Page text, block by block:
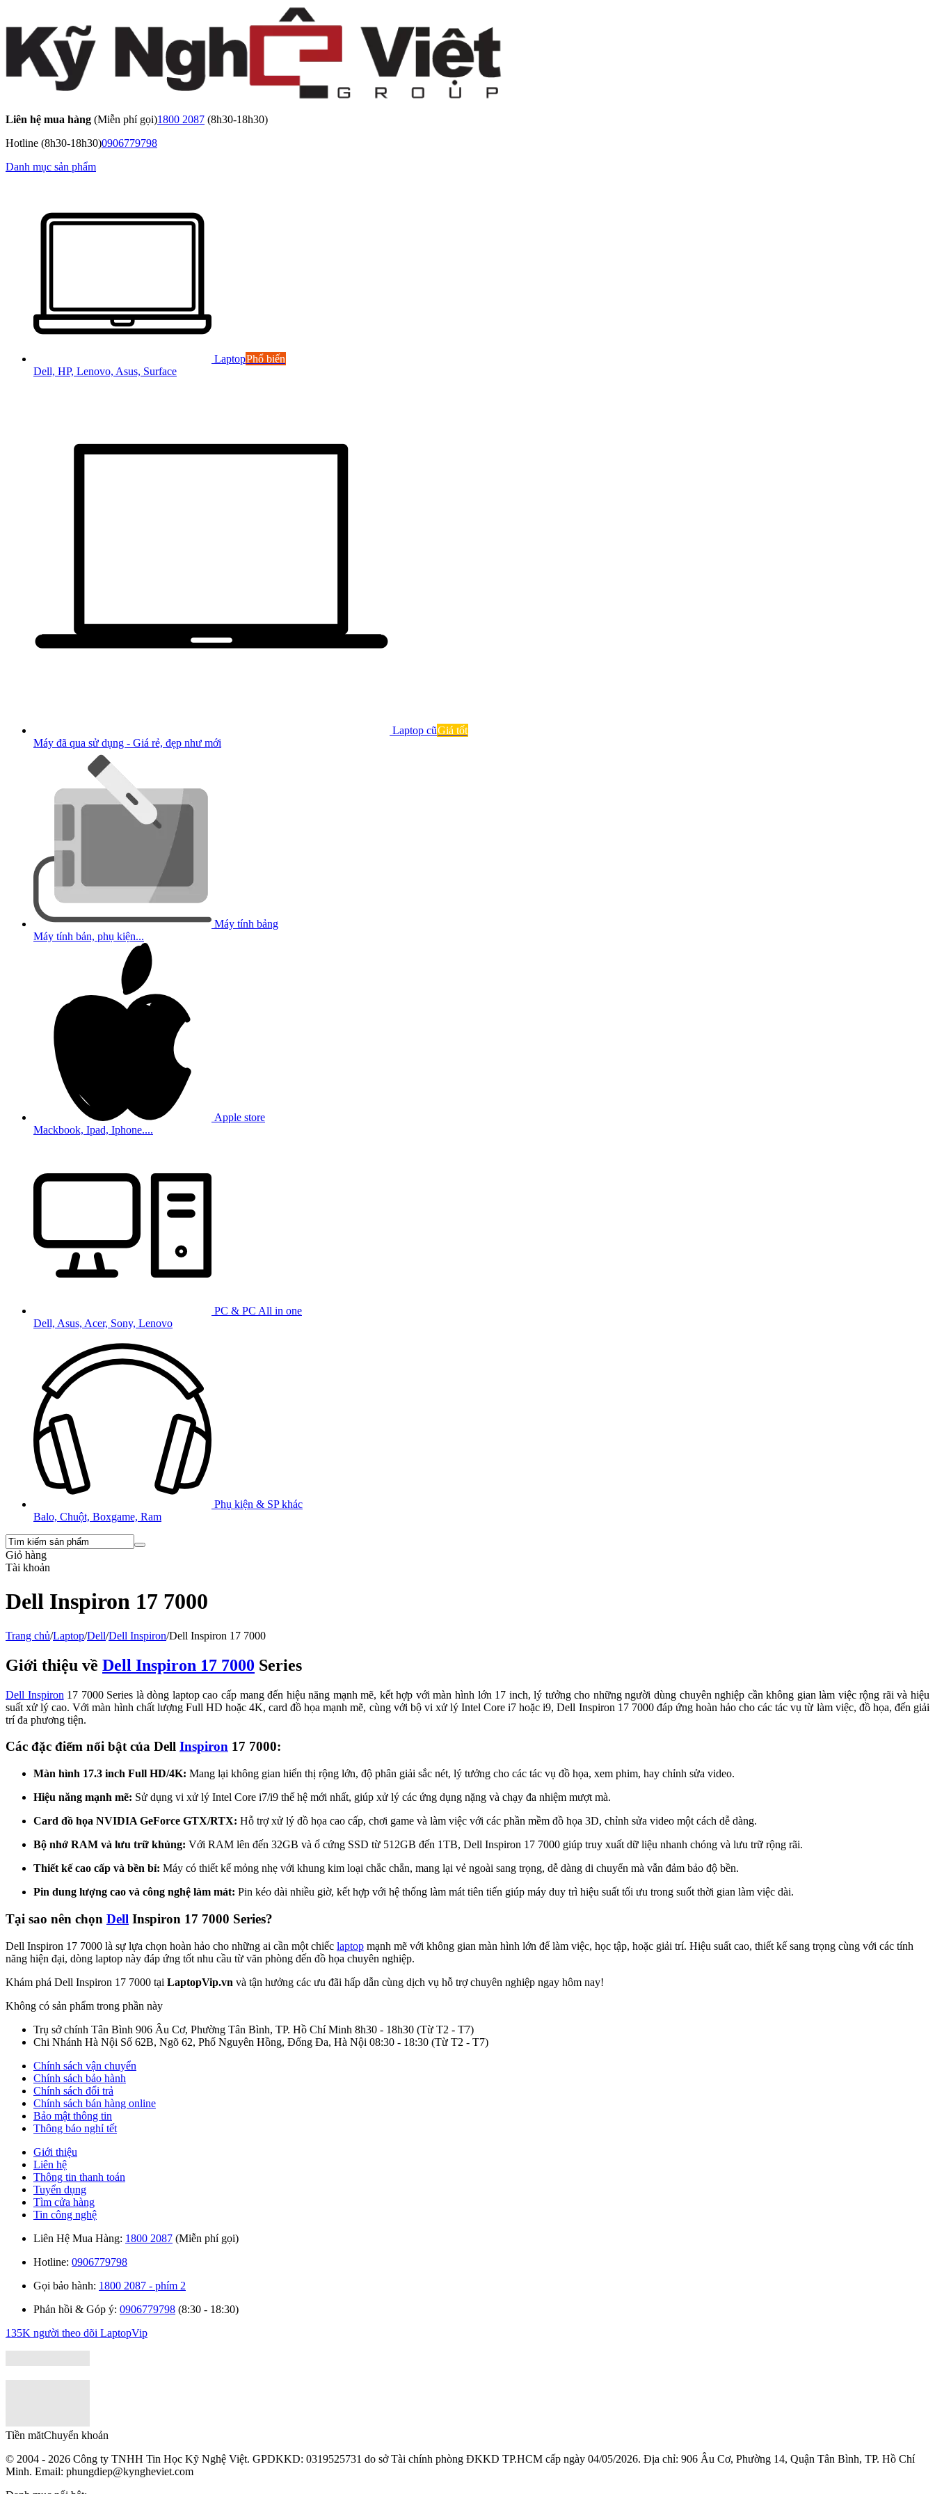
Liên hệ mua hàng (Miễn phí gọi)1800 2087 (8h30-18h30)
Hotline (8h30-18h30)0906779798
Danh mục sản phẩm
LaptopPhổ biến
Dell, HP, Lenovo, Asus, Surface
Laptop cũGiá tốt
Máy đã qua sử dụng - Giá rẻ, đẹp như mới
Máy tính bảng
Máy tính bản, phụ kiện...
Apple store
Mackbook, Ipad, Iphone....
PC & PC All in one
Dell, Asus, Acer, Sony, Lenovo
Phụ kiện & SP khác
Balo, Chuột, Boxgame, Ram
Giỏ hàng
Tài khoản
Dell Inspiron 17 7000
Trang chủ/Laptop/Dell/Dell Inspiron/Dell Inspiron 17 7000
Giới thiệu về Dell Inspiron 17 7000 Series
Dell Inspiron 17 7000 Series là dòng laptop cao cấp mang đến hiệu năng mạnh mẽ, kết hợp với màn hình lớn 17 inch, lý tưởng cho những người dùng chuyên nghiệp cần không gian làm việc rộng rãi và hiệu
suất xử lý cao. Với màn hình chất lượng Full HD hoặc 4K, card đồ họa mạnh mẽ, cùng với bộ vi xử lý Intel Core i7 hoặc i9, Dell Inspiron 17 7000 đáp ứng hoàn hảo cho các tác vụ từ làm việc, đồ họa, đến giải
trí đa phương tiện.
Các đặc điểm nổi bật của Dell Inspiron 17 7000:
Màn hình 17.3 inch Full HD/4K: Mang lại không gian hiển thị rộng lớn, độ phân giải sắc nét, lý tưởng cho các tác vụ đồ họa, xem phim, hay chỉnh sửa video.
Hiệu năng mạnh mẽ: Sử dụng vi xử lý Intel Core i7/i9 thế hệ mới nhất, giúp xử lý các ứng dụng nặng và chạy đa nhiệm mượt mà.
Card đồ họa NVIDIA GeForce GTX/RTX: Hỗ trợ xử lý đồ họa cao cấp, chơi game và làm việc với các phần mềm đồ họa 3D, chỉnh sửa video một cách dễ dàng.
Bộ nhớ RAM và lưu trữ khủng: Với RAM lên đến 32GB và ổ cứng SSD từ 512GB đến 1TB, Dell Inspiron 17 7000 giúp truy xuất dữ liệu nhanh chóng và lưu trữ rộng rãi.
Thiết kế cao cấp và bền bỉ: Máy có thiết kế mỏng nhẹ với khung kim loại chắc chắn, mang lại vẻ ngoài sang trọng, dễ dàng di chuyển mà vẫn đảm bảo độ bền.
Pin dung lượng cao và công nghệ làm mát: Pin kéo dài nhiều giờ, kết hợp với hệ thống làm mát tiên tiến giúp máy duy trì hiệu suất tối ưu trong suốt thời gian làm việc dài.
Tại sao nên chọn Dell Inspiron 17 7000 Series?
Dell Inspiron 17 7000 là sự lựa chọn hoàn hảo cho những ai cần một chiếc laptop mạnh mẽ với không gian màn hình lớn để làm việc, học tập, hoặc giải trí. Hiệu suất cao, thiết kế sang trọng cùng với các tính
năng hiện đại, dòng laptop này đáp ứng tốt nhu cầu từ văn phòng đến đồ họa chuyên nghiệp.
Khám phá Dell Inspiron 17 7000 tại LaptopVip.vn và tận hưởng các ưu đãi hấp dẫn cùng dịch vụ hỗ trợ chuyên nghiệp ngay hôm nay!
Không có sản phẩm trong phần này
Trụ sở chính Tân Bình 906 Âu Cơ, Phường Tân Bình, TP. Hồ Chí Minh 8h30 - 18h30 (Từ T2 - T7)
Chi Nhánh Hà Nội Số 62B, Ngõ 62, Phố Nguyên Hồng, Đống Đa, Hà Nội 08:30 - 18:30 (Từ T2 - T7)
Chính sách vận chuyển
Chính sách bảo hành
Chính sách đổi trả
Chính sách bán hàng online
Bảo mật thông tin
Thông báo nghỉ tết
Giới thiệu
Liên hệ
Thông tin thanh toán
Tuyển dụng
Tìm cửa hàng
Tin công nghệ
Liên Hệ Mua Hàng: 1800 2087 (Miễn phí gọi)
Hotline: 0906779798
Gọi bảo hành: 1800 2087 - phím 2
Phản hồi & Góp ý: 0906779798 (8:30 - 18:30)
135K người theo dõi LaptopVip
Tiền mătChuyển khoản
© 2004 - 2026 Công ty TNHH Tin Học Kỹ Nghệ Việt. GPDKKD: 0319525731 do sở Tài chính phòng ĐKKD TP.HCM cấp ngày 04/05/2026. Địa chỉ: 906 Âu Cơ, Phường 14, Quận Tân Bình, TP. Hồ Chí
Minh. Email: phungdiep@kyngheviet.com